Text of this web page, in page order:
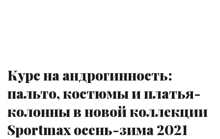
Курс на андрогинность:
пальто, костюмы и платья-
колонны в новой коллекции
Sportmax осень-зима 2021